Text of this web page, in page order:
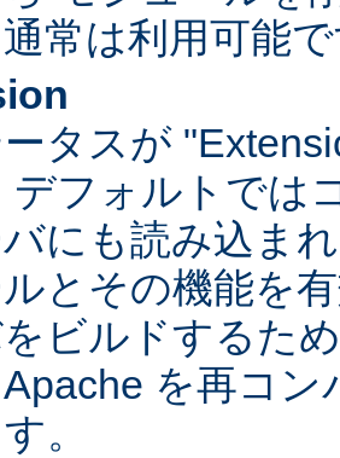
通常は利用可能
タスが
デフォルトでは
にも読み込ま
とその機能を
ビルドするた
を再コ
。